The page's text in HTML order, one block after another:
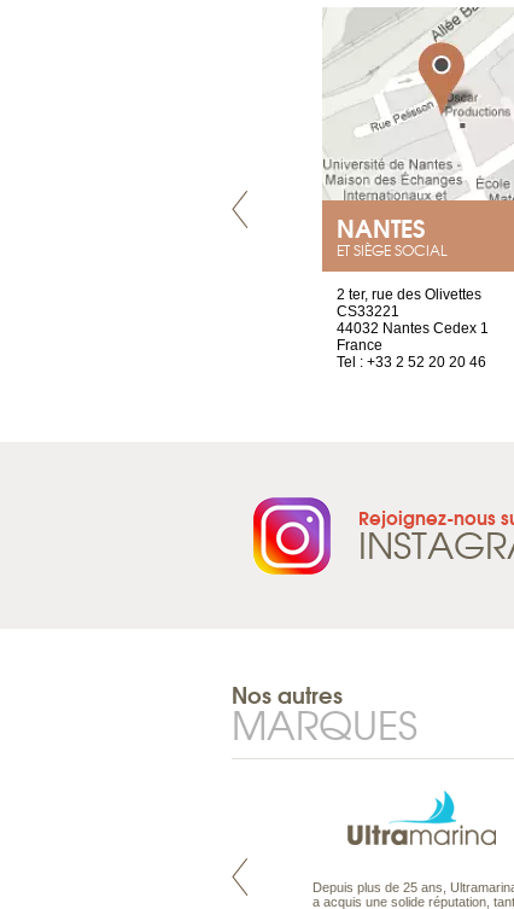
NANTES
ET SIÈGE SOCIAL
2 ter, rue des Olivettes
CS33221
44032 Nantes Cedex 1
France
Tel : +33 2 52 20 20 46
Rejoignez-nous
Nos autres
MARQUES
Maldives à la Carte propose tous
Depuis plus de 25 ans,
a acquis une solide réputation, tant